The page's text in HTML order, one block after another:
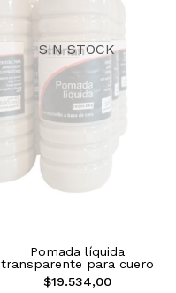
SIN STOCK
Pomada líquida
transparente para cuero
$19.534,00